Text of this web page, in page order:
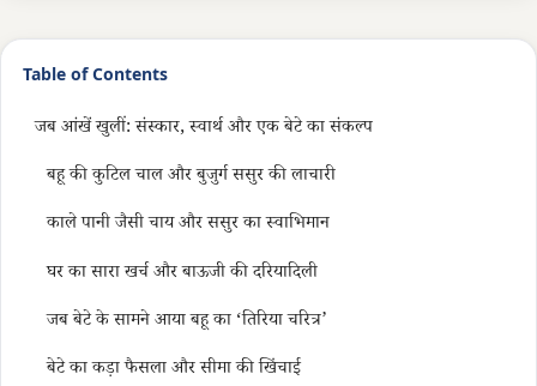
Table of Contents
जब आंखें खुलीं: संस्कार, स्वार्थ और एक बेटे का संकल्प
बहू की कुटिल चाल और बुजुर्ग ससुर की लाचारी
काले पानी जैसी चाय और ससुर का स्वाभिमान
घर का सारा खर्च और बाऊजी की दरियादिली
जब बेटे के सामने आया बहू का ‘तिरिया चरित्र’
बेटे का कड़ा फैसला और सीमा की खिंचाई